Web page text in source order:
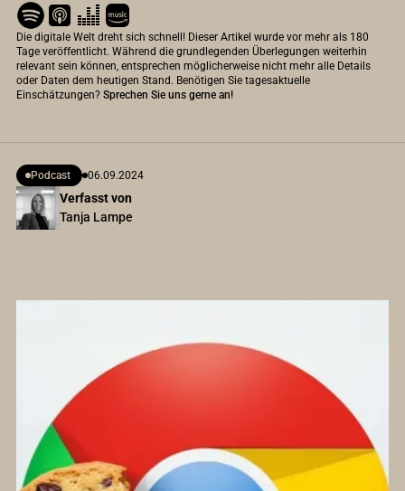
Die digitale Welt dreht sich schnell! Dieser Artikel wurde vor mehr als 180
Tage veröffentlicht. Während die grundlegenden Überlegungen weiterhin
relevant sein können, entsprechen möglicherweise nicht mehr alle Details
oder Daten dem heutigen Stand. Benötigen Sie tagesaktuelle
Einschätzungen? Sprechen Sie uns gerne an!
Verfasst von
Tanja Lampe
Podcast 06.09.2024